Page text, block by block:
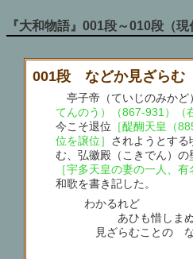
『大和物語』001段～010段（現
001段 などか見ざらむ
亭子帝（ていじのみかど
てんのう）（867-931）（
今こそ退位 ［醍醐天皇（
位を譲位］ されようとする
む、弘徽殿（こきでん）の
［宇多天皇の妻の一人、
和歌を書き記した。
わかるれど
あひも惜しまぬ
見ざらむことの な
伊勢 （